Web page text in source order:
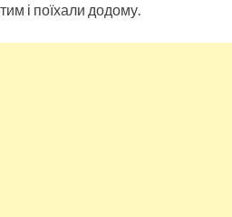
і поїхали додому.